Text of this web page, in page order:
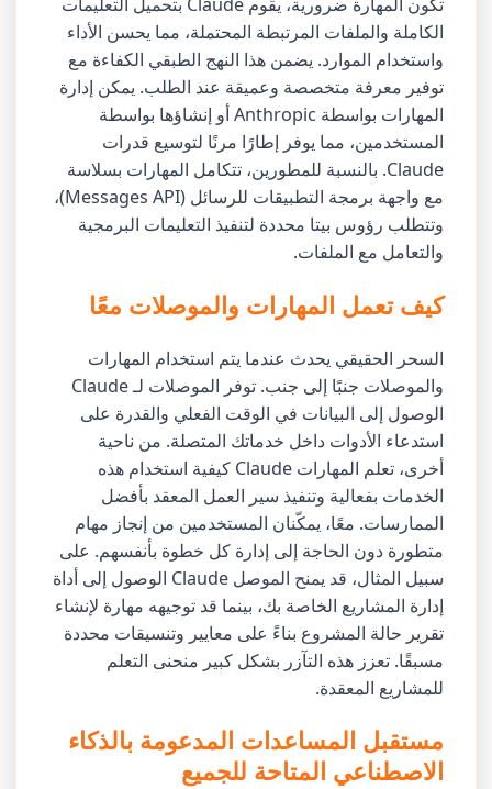
الكاملة والملفات المرتبطة المحتملة، مما يحسن الأداء
واستخدام الموارد. يضمن هذا النهج الطبقي الكفاءة مع
توفير معرفة متخصصة وعميقة عند الطلب. يمكن إدارة
المهارات بواسطة Anthropic أو إنشاؤها بواسطة
المستخدمين، مما يوفر إطارًا مرنًا لتوسيع قدرات
Claude. بالنسبة للمطورين، تتكامل المهارات بسلاسة
مع واجهة برمجة التطبيقات للرسائل (Messages API)،
وتتطلب رؤوس بيتا محددة لتنفيذ التعليمات البرمجية
والتعامل مع الملفات.
كيف تعمل المهارات والموصلات معًا
السحر الحقيقي يحدث عندما يتم استخدام المهارات
والموصلات جنبًا إلى جنب. توفر الموصلات لـ Claude
الوصول إلى البيانات في الوقت الفعلي والقدرة على
استدعاء الأدوات داخل خدماتك المتصلة. من ناحية
أخرى، تعلم المهارات Claude كيفية استخدام هذه
الخدمات بفعالية وتنفيذ سير العمل المعقد بأفضل
الممارسات. معًا، يمكّنان المستخدمين من إنجاز مهام
متطورة دون الحاجة إلى إدارة كل خطوة بأنفسهم. على
سبيل المثال، قد يمنح الموصل Claude الوصول إلى أداة
إدارة المشاريع الخاصة بك، بينما قد توجيهه مهارة لإنشاء
تقرير حالة المشروع بناءً على معايير وتنسيقات محددة
مسبقًا. تعزز هذه التآزر بشكل كبير منحنى التعلم
للمشاريع المعقدة.
مستقبل المساعدات المدعومة بالذكاء
الاصطناعي المتاحة للجميع